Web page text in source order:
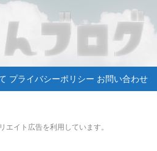
プライバシーポリシー お問い合わせ
エイト広告を利用しています。